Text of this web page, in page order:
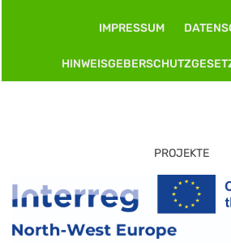
IMPRESSUM
PROJEKTE